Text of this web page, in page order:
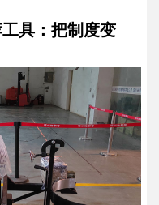
具：把制度变